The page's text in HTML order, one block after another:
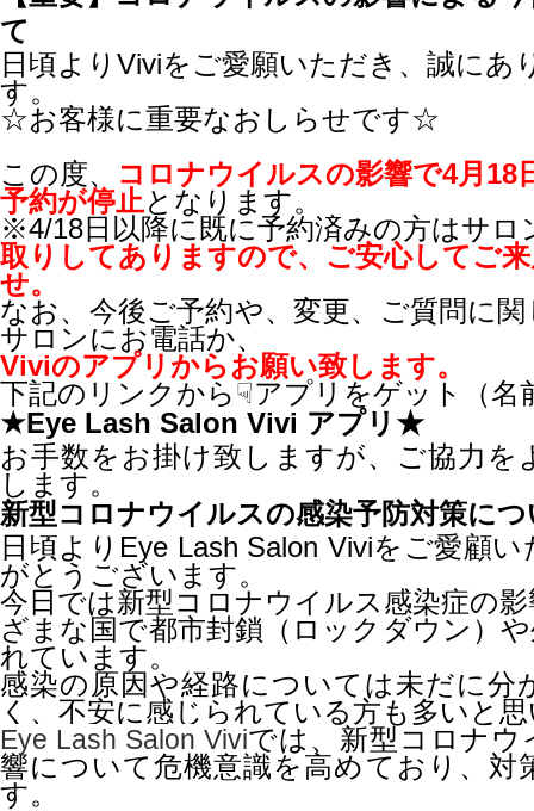
て
日頃よりViviをご愛願いただき、誠にあ
す。
☆お客様に重要なおしらせです☆
この度、
コロナウイルスの影響で4月18
予約が停止となります。
※4/18日以降に既に予約済みの方はサロ
取りしてありますので、ご安心してご
せ。
なお、今後ご予約や、変更、ご質問に
サロンにお電話か、
Viviのアプリからお願い致します。
下記のリンクから☟アプリをゲット（名
★Eye Lash Salon Vivi アプリ★
お手数をお掛け致しますが、ご協力を
します。
新型コロナウイルスの感染予防対策に
日頃よりEye Lash Salon Viviをご愛顧
がとうございます。
今日では新型コロナウイルス感染症の
ざまな国で都市封鎖（ロックダウン）
れています。
感染の原因や経路については未だに分
く、不安に感じられている方も多いと
Eye Lash Salon Viviでは、新型コロナウ
響について危機意識を高めており、対
す。